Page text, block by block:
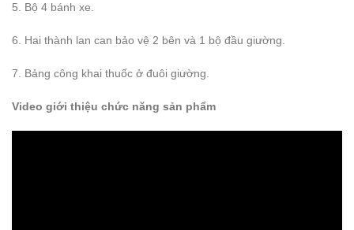
5. Bộ 4 bánh xe.
6. Hai thành lan can bảo vệ 2 bên và 1 bộ đầu giường.
7. Bảng công khai thuốc ở đuôi giường.
Video giới thiệu chức năng sản phẩm